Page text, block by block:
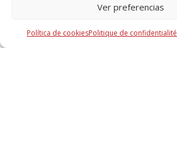
Ver preferencias
Política de cookiesPolitique de confidentialité